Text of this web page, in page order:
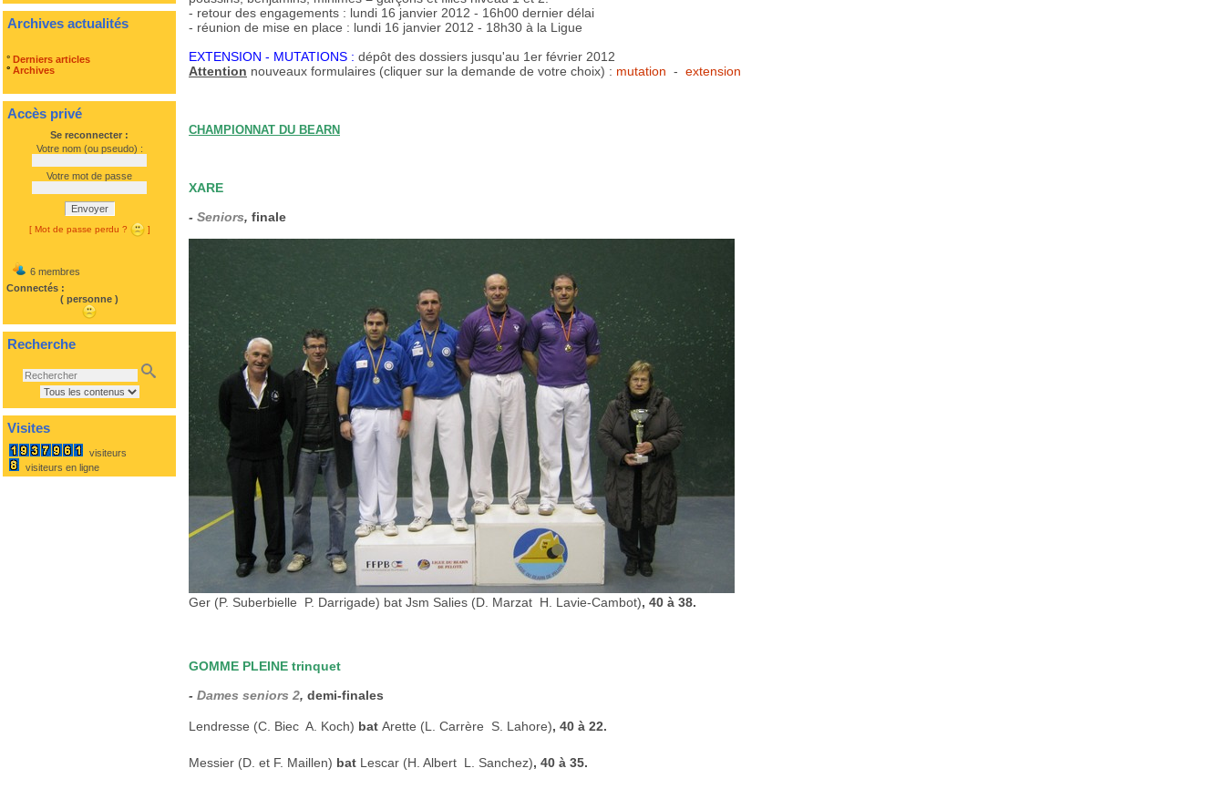
Archives actualités
° Derniers articles
° Archives
Accès privé
Se reconnecter :
Votre nom (ou pseudo) :
Votre mot de passe
Envoyer
[ Mot de passe perdu ? ]
6 membres
Connectés :
( personne )
Recherche
Visites
visiteurs
visiteurs en ligne
- retour des engagements : lundi 16 janvier 2012 - 16h00 dernier délai
- réunion de mise en place : lundi 16 janvier 2012 - 18h30 à la Ligue
EXTENSION - MUTATIONS : dépôt des dossiers jusqu'au 1er février 2012
Attention nouveaux formulaires (cliquer sur la demande de votre choix) : mutation - extension
CHAMPIONNAT DU BEARN
XARE
- Seniors, finale
Ger (P. Suberbielle  P. Darrigade) bat Jsm Salies (D. Marzat  H. Lavie-Cambot), 40 à 38.
GOMME PLEINE trinquet
- Dames seniors 2, demi-finales
Lendresse (C. Biec  A. Koch) bat Arette (L. Carrère  S. Lahore), 40 à 22.
Messier (D. et F. Maillen) bat Lescar (H. Albert  L. Sanchez), 40 à 35.